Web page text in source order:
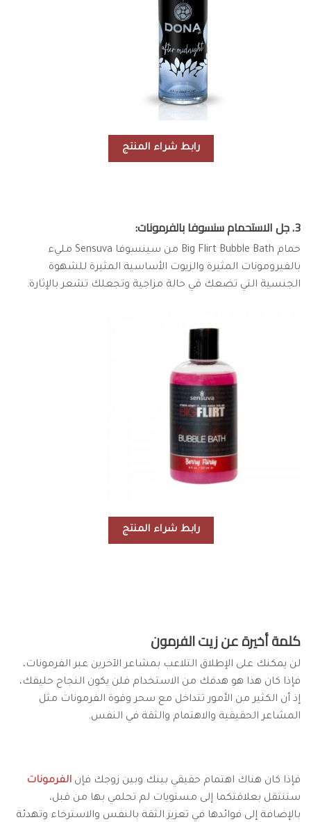
رابط شراء المنتج
3. جل الاستحمام سنسوفا بالفرمونات:
حمام Big Flirt Bubble Bath من سينسوفا Sensuva مليء
بالفيرومونات المثيرة والزيوت الأساسية المثيرة للشهوة
الجنسية التي تضعك في حالة مزاجية وتجعلك تشعر بالإثارة.
رابط شراء المنتج
كلمة أخيرة عن زيت الفرمون
لن يمكنك على الإطلاق التلاعب بمشاعر الآخرين عبر الفرمونات،
فإذا كان هذا هو هدفك من الاستخدام فلن يكون النجاح حليفك،
إذ أن الكثير من الأمور تتداخل مع سحر وقوة الفرمونات مثل
المشاعر الحقيقية والاهتمام والثقة في النفس.
فإذا كان هناك اهتمام حقيقي بينك وبين زوجك فإن الفرمونات
ستنتقل بعلاقتكما إلى مستويات لم تحلمي بها من قبل،
بالإضافة إلى فوائدها في تعزيز الثقة بالنفس والاسترخاء وتهدئة